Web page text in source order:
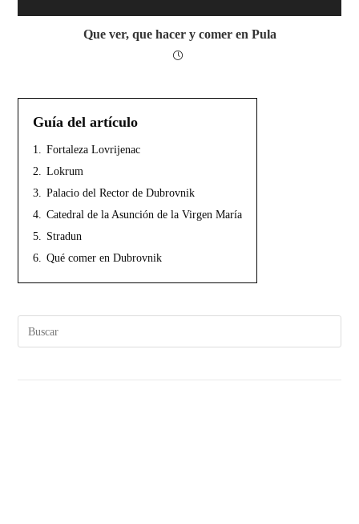
Que ver, que hacer y comer en Pula
Guía del artículo
1.
Fortaleza Lovrijenac
2.
Lokrum
3.
Palacio del Rector de Dubrovnik
4.
Catedral de la Asunción de la Virgen María
5.
Stradun
6.
Qué comer en Dubrovnik